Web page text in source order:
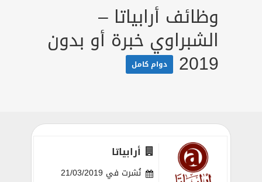
وظائف أرابياتا –
الشبراوي خبرة أو بدون
2019 دوام كامل
أرابياتا
نُشرت في 21/03/2019